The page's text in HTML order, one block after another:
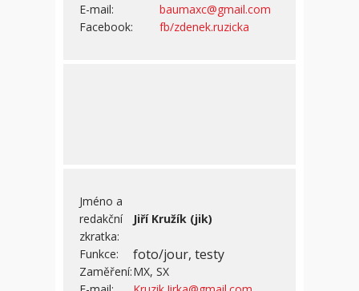
E-mail:
baumaxc@gmail.com
Facebook:
fb/zdenek.ruzicka
Jméno a
redakční
zkratka:
Jiří Kružík (jik)
Funkce: foto/jour, testy
Zaměření:MX, SX